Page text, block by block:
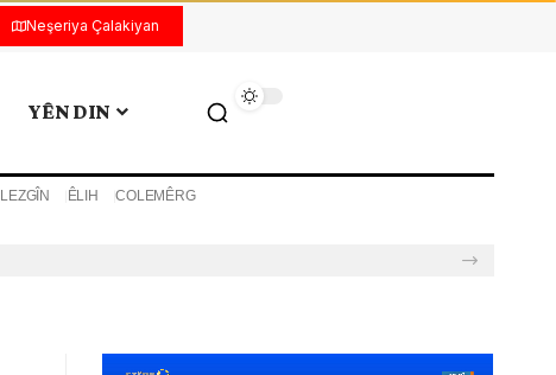
Neşeriya Çalakiyan
YÊN DIN
LEZGÎN ÊLIH COLEMÊRG